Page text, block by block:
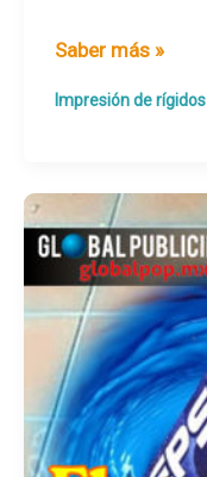
Impresión
rígidos
Saber más »
Impresión de rígidos